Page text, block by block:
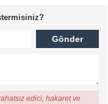
edici, hakaret ve